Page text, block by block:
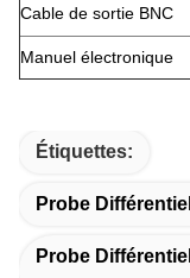
Cable de sortie BNC
Manuel électronique
Étiquettes:
Probe
Probe